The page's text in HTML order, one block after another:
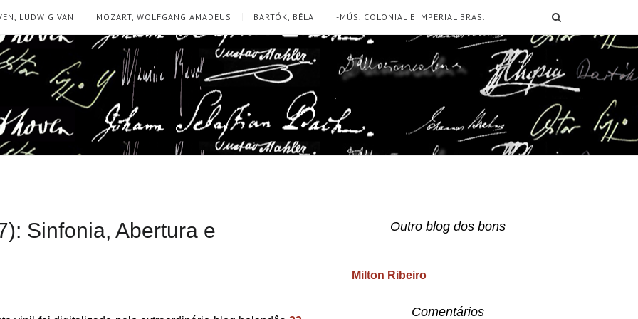
LUDWIG VAN MOZART, WOLFGANG AMADEUS BARTÓK, BÉLA -MÚS. COLONIAL E IMPERIAL BRAS.
Sinfonia, Abertura e
Outro blog dos bons
Milton Ribeiro
Comentários